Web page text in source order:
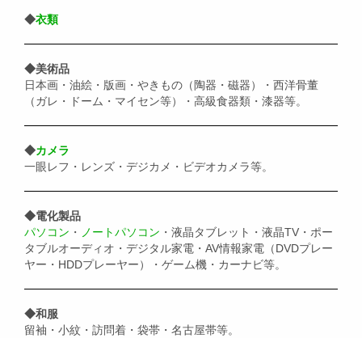
◆衣類
◆美術品
日本画・油絵・版画・やきもの（陶器・磁器）・西洋骨董
（ガレ・ドーム・マイセン等）・高級食器類・漆器等。
◆カメラ
一眼レフ・レンズ・デジカメ・ビデオカメラ等。
◆電化製品
パソコン ・ ノートパソコン ・液晶タブレット・液晶TV・ポー
タブルオーディオ・デジタル家電・AV情報家電（DVDプレー
ヤー・HDDプレーヤー）・ゲーム機・カーナビ等。
◆和服
留袖・小紋・訪問着・袋帯・名古屋帯等。